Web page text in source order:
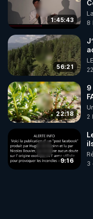
08:20 – Le vrai
en route
Pas besoin de se
Offrir un terrain au
compte.
09:13 – L’hormèse :
Explication du stress
entre intensité et
froid, effort…).
10:22 - L’intensité
1:45:43
8
56:21
22:18
9
2
9:16
?
3